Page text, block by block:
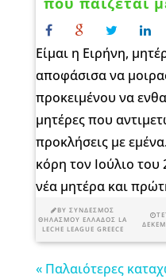
Είμαι η Ειρήνη,
αποφάσισα να
προκειμένου να
μητέρες που
προκλήσεις με
κόρη τον Ιούλιο
νέα μητέρα και
BYΣΎΝΔΕΣΜΟΣ
ΘΗΛΑΣΜΟΎ ΕΛΛΆΔΟΣ LA
LECHE LEAGUE GREECE
« Παλαιότερες